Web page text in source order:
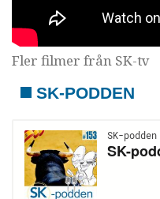
Fler filmer från SK-tv
SK-PODDEN